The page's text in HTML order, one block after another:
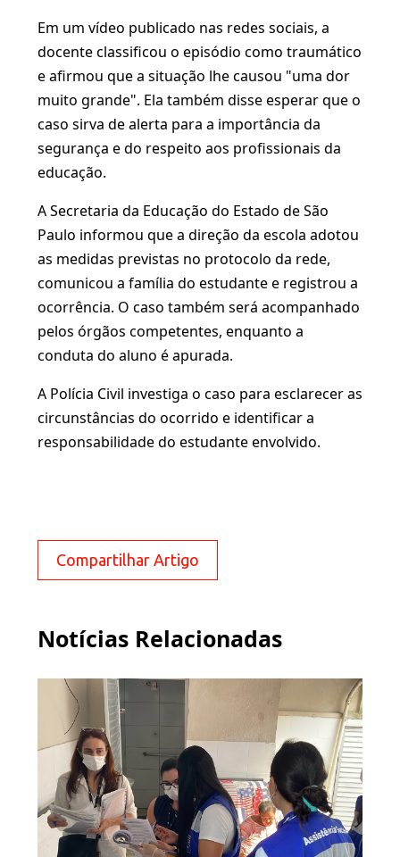
Em um vídeo publicado nas redes sociais, a
docente classificou o episódio como traumático
e afirmou que a situação lhe causou "uma dor
muito grande". Ela também disse esperar que o
caso sirva de alerta para a importância da
segurança e do respeito aos profissionais da
educação.
A Secretaria da Educação do Estado de São
Paulo informou que a direção da escola adotou
as medidas previstas no protocolo da rede,
comunicou a família do estudante e registrou a
ocorrência. O caso também será acompanhado
pelos órgãos competentes, enquanto a
conduta do aluno é apurada.
A Polícia Civil investiga o caso para esclarecer as
circunstâncias do ocorrido e identificar a
responsabilidade do estudante envolvido.
Compartilhar Artigo
Notícias Relacionadas